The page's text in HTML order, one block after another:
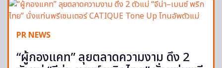
PR NEWS
“ผู้กองแคท” ลุยตลาดความงาม ดึง 2